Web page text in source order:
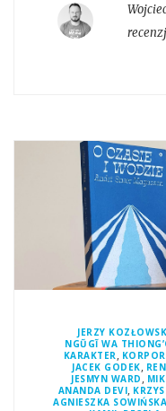
JERZY
NGŨGĨ WA
KARAKTER,
JACEK GODEK,
JESMYN WARD ,
ANANDA DEVI,
AGNIESZKA SOWIŃSKA